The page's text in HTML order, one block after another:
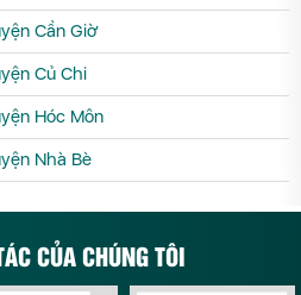
Cần Giờ
Củ Chi
Hóc Môn
Nhà Bè
CỦA CHÚNG TÔI